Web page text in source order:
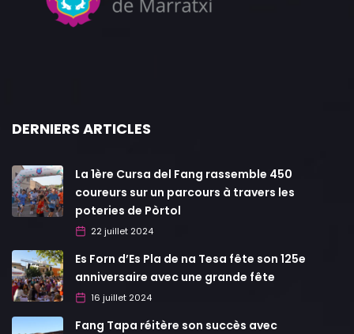
DERNIERS ARTICLES
La 1ère Cursa del Fang rassemble 450
coureurs sur un parcours à travers les
poteries de Pòrtol
22 juillet 2024
Es Forn d’Es Pla de na Tesa fête son 125e
anniversaire avec une grande fête
16 juillet 2024
Fang Tapa réitère son succès avec